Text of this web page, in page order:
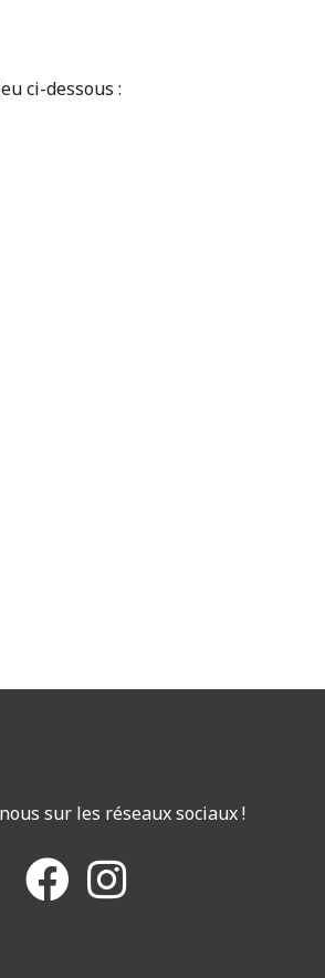
ci-dessous :
sur les réseaux sociaux !